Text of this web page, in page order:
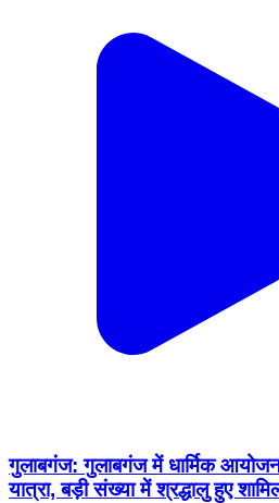
गुलाबगंज: गुलाबगंज में धार्मिक
यात्रा, बड़ी संख्या में श्रद्धालु हुए